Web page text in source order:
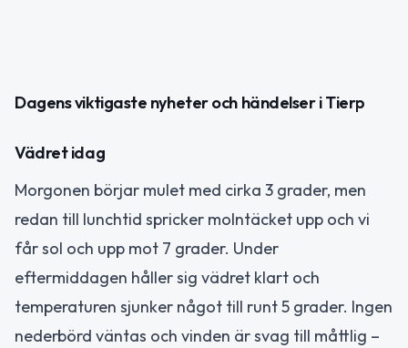
Dagens viktigaste nyheter och händelser i Tierp
Vädret idag
Morgonen börjar mulet med cirka 3 grader, men
redan till lunchtid spricker molntäcket upp och vi
får sol och upp mot 7 grader. Under
eftermiddagen håller sig vädret klart och
temperaturen sjunker något till runt 5 grader. Ingen
nederbörd väntas och vinden är svag till måttlig –